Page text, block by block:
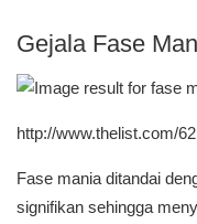
Gejala Fase
http://www.thelist.com/
Fase mania ditandai
signifikan sehingga